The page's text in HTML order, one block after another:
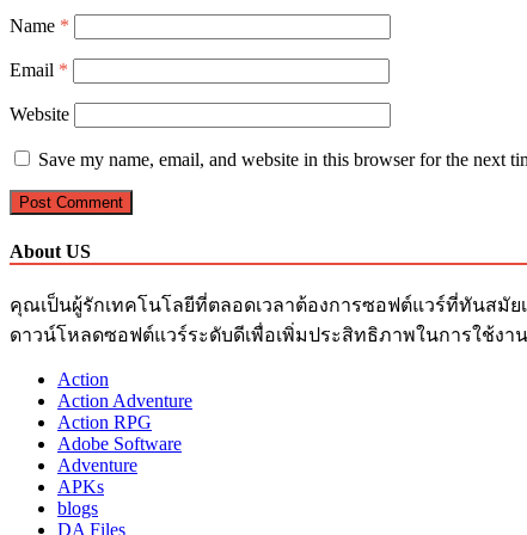
Name *
Email *
Website
Save my name, email, and website in this browser for the next
About US
คุณเป็นผู้รักเทคโนโลยีที่ตลอดเวลาต้องการซอฟต์แวร์ที่ทันสมัย
ดาวน์โหลดซอฟต์แวร์ระดับดีเพื่อเพิ่มประสิทธิภาพในการใช้ง
Action
Action Adventure
Action RPG
Adobe Software
Adventure
APKs
blogs
DA Files